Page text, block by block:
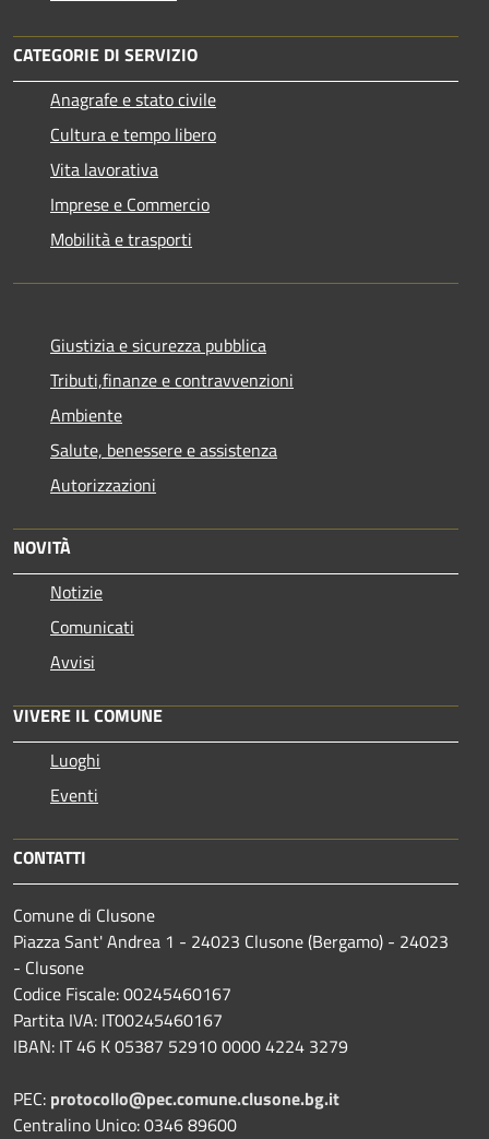
CATEGORIE DI SERVIZIO
Anagrafe e stato civile
Cultura e tempo libero
Vita lavorativa
Imprese e Commercio
Mobilità e trasporti
Giustizia e sicurezza pubblica
Tributi,finanze e contravvenzioni
Ambiente
Salute, benessere e assistenza
Autorizzazioni
NOVITÀ
Notizie
Comunicati
Avvisi
VIVERE IL COMUNE
Luoghi
Eventi
CONTATTI
Comune di Clusone
Piazza Sant' Andrea 1 - 24023 Clusone (Bergamo) - 24023
- Clusone
Codice Fiscale: 00245460167
Partita IVA: IT00245460167
IBAN: IT 46 K 05387 52910 0000 4224 3279
PEC: protocollo@pec.comune.clusone.bg.it
Centralino Unico: 0346 89600